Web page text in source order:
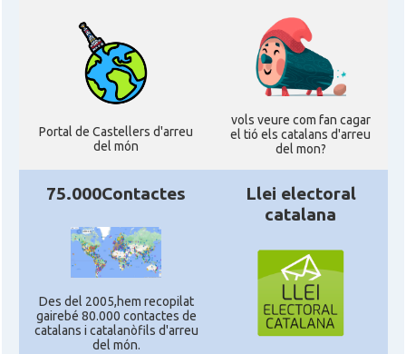
Portal de Castellers d'arreu
del món
vols veure com fan cagar
el tió els catalans d'arreu
del mon?
75.000Contactes
Des del 2005,hem recopilat
gairebé 80.000 contactes de
catalans i catalanòfils d'arreu
del món.
Llei electoral
catalana